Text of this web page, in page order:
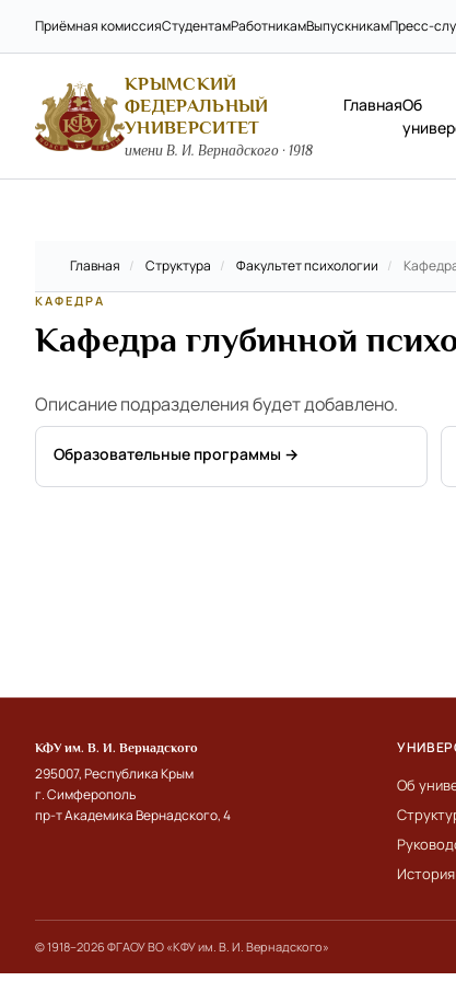
Приёмная комиссияСтудентамРаботникамВыпускникамПресс-
КРЫМСКИЙ
ФЕДЕРАЛЬНЫЙ
УНИВЕРСИТЕТ
имени В. И. Вернадского · 1918
ГлавнаяОб
Главная / Структура / Факультет психологии /
КАФЕДРА
Кафедра глубинной
Описание подразделения будет добавлено.
Образовательные программы →
КФУ им. В. И. Вернадского
295007, Республика Крым
г. Симферополь
пр-т Академика Вернадского, 4
Об
История
© 1918–2026 ФГАОУ ВО «КФУ им. В. И. Вернадского»